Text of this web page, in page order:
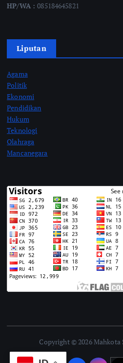
HP/WA :085184645821
Liputan
Agama
Politik
Ekonomi
Pendidikan
Hukum
Teknologi
Olahraga
Mancanegara
Copyright © 2026 Mahkota